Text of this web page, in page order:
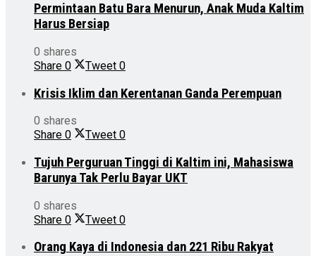
Permintaan Batu Bara Menurun, Anak Muda Kaltim
Harus Bersiap
0 shares
Share 0 Tweet 0
Krisis Iklim dan Kerentanan Ganda Perempuan
0 shares
Share 0 Tweet 0
Tujuh Perguruan Tinggi di Kaltim ini, Mahasiswa
Barunya Tak Perlu Bayar UKT
0 shares
Share 0 Tweet 0
Orang Kaya di Indonesia dan 221 Ribu Rakyat